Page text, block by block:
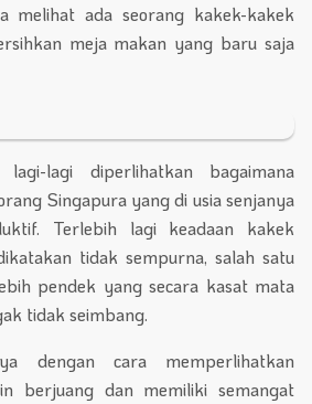
melihat ada seorang kakek-kakek
meja makan yang baru saja
lagi diperlihatkan bagaimana
Singapura yang di usia senjanya
Terlebih lagi keadaan kakek
tidak sempurna, salah satu
pendek yang secara kasat mata
tidak seimbang.
dengan cara memperlihatkan
berjuang dan memiliki semangat